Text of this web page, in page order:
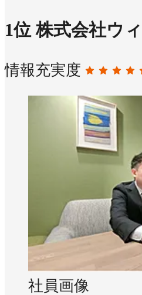
1位株式会社ウ
情報充実度
社員画像